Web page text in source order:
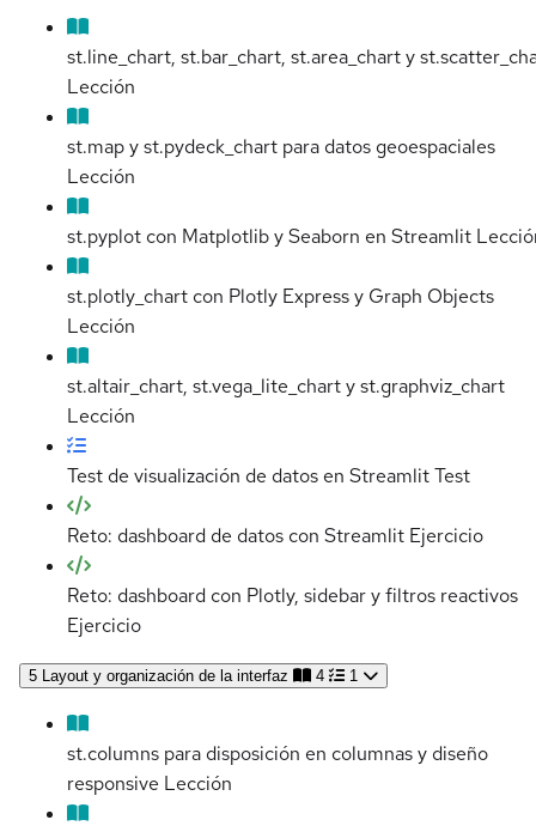
st.line_chart, st.bar_chart, st.area_chart y
Lección
st.map y st.pydeck_chart para datos geoespaciales
Lección
st.pyplot con Matplotlib y Seaborn en Streamlit
st.plotly_chart con Plotly Express y Graph Objects
Lección
st.altair_chart, st.vega_lite_chart y st.graphviz_chart
Lección
Test de visualización de datos en StreamlitTest
Reto: dashboard de datos con Streamlit Ejercicio
Reto: dashboard con Plotly, sidebar y filtros reactivos
Ejercicio
5 Layout y organización de la interfaz 4 1
st.columns para disposición en columnas y diseño
responsive Lección